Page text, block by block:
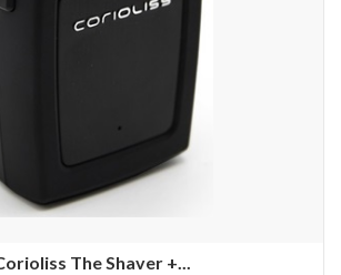
The Shaver +...